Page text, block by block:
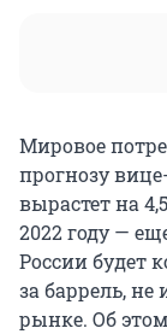
Мировое
прогнозу
вырастет на
2022 году —
России будет
за баррель, не
рынке. Об